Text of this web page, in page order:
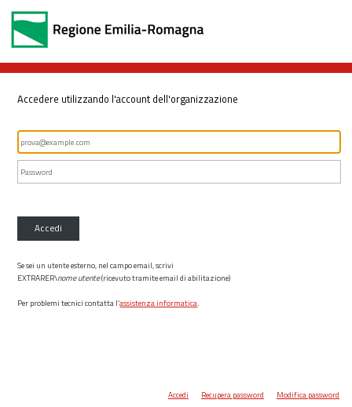
Accedere utilizzando l'account dell'organizzazione
Accedi
Se sei un utente esterno, nel campo email, scrivi
EXTRARER\nome utente(ricevuto tramite email di abilitazione)
Per problemi tecnici contatta l’assistenza informatica.
Accedi Recupera password Modifica password